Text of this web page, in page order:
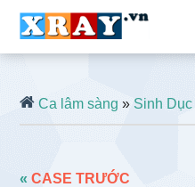
Ca lâm sàng »Sinh Dục
«CASE TRƯỚC